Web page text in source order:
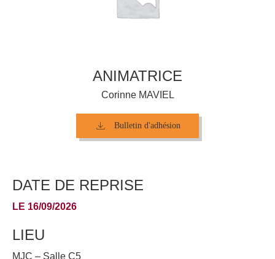
DATE DE REPRISE
LE 16/09/2026
LIEU
MJC – Salle C5
ANIMATRICE
Corinne MAVIEL
Bulletin d'adhésion